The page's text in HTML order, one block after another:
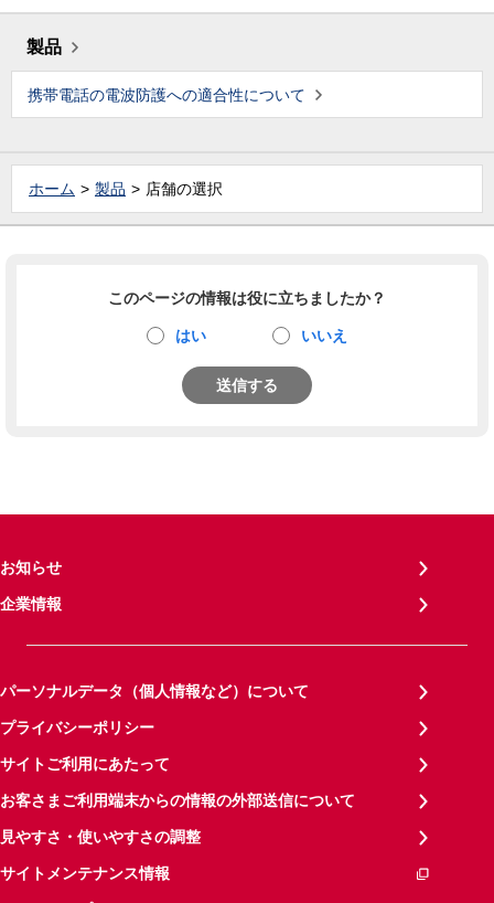
製品
携帯電話の電波防護への適合性について
ホーム 製品 店舗の選択
このページの情報は役に立ちましたか？
はい いいえ
送信する
お知らせ
企業情報
パーソナルデータ（個人情報など）について
プライバシーポリシー
サイトご利用にあたって
お客さまご利用端末からの情報の外部送信について
見やすさ・使いやすさの調整
サイトメンテナンス情報